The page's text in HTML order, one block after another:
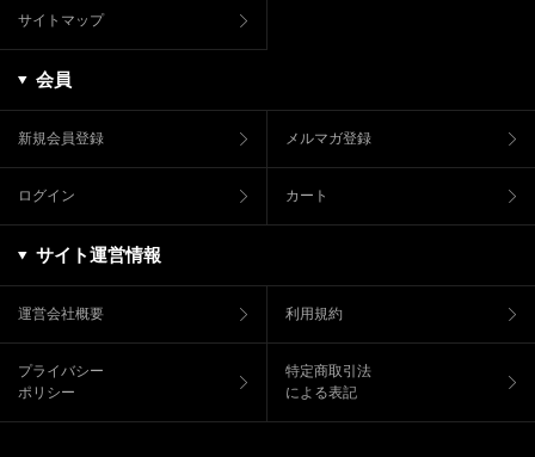
サイトマップ
会員
新規会員登録 メルマガ登録
ログイン カート
サイト運営情報
運営会社概要 利用規約
プライバシー
ポリシー
特定商取引法
による表記